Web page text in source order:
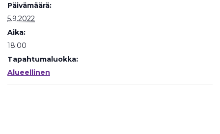
Päivämäärä:
5.9.2022
Aika:
18:00
Tapahtumaluokka:
Alueellinen